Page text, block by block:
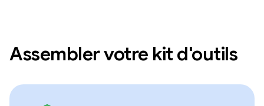
Assembler votre kit d'outils